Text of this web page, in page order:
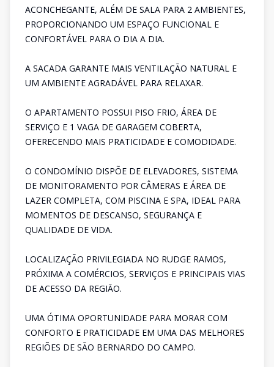
ACONCHEGANTE, ALÉM DE SALA PARA 2 AMBIENTES,
PROPORCIONANDO UM ESPAÇO FUNCIONAL E
CONFORTÁVEL PARA O DIA A DIA.
A SACADA GARANTE MAIS VENTILAÇÃO NATURAL E
UM AMBIENTE AGRADÁVEL PARA RELAXAR.
O APARTAMENTO POSSUI PISO FRIO, ÁREA DE
SERVIÇO E 1 VAGA DE GARAGEM COBERTA,
OFERECENDO MAIS PRATICIDADE E COMODIDADE.
O CONDOMÍNIO DISPÕE DE ELEVADORES, SISTEMA
DE MONITORAMENTO POR CÂMERAS E ÁREA DE
LAZER COMPLETA, COM PISCINA E SPA, IDEAL PARA
MOMENTOS DE DESCANSO, SEGURANÇA E
QUALIDADE DE VIDA.
LOCALIZAÇÃO PRIVILEGIADA NO RUDGE RAMOS,
PRÓXIMA A COMÉRCIOS, SERVIÇOS E PRINCIPAIS VIAS
DE ACESSO DA REGIÃO.
UMA ÓTIMA OPORTUNIDADE PARA MORAR COM
CONFORTO E PRATICIDADE EM UMA DAS MELHORES
REGIÕES DE SÃO BERNARDO DO CAMPO.